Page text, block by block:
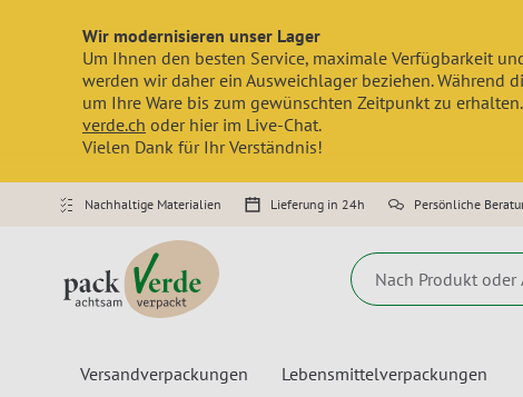
Wir modernisieren unser Lager
Um Ihnen den besten Service, maximale Verfügbarkeit
werden wir daher ein Ausweichlager beziehen. Während
um Ihre Ware bis zum gewünschten Zeitpunkt zu
verde.ch oder hier im Live-Chat.
Vielen Dank für Ihr Verständnis!
Nachhaltige Materialien Lieferung in 24h Persönliche
Versandverpackungen Lebensmittelverpackungen